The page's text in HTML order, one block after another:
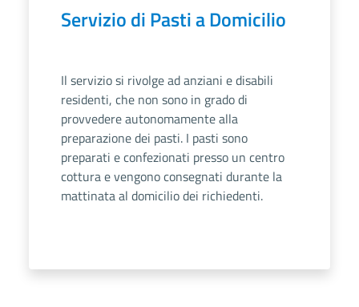
Servizio di Pasti a Domicilio
Il servizio si rivolge ad anziani e disabili
residenti, che non sono in grado di
provvedere autonomamente alla
preparazione dei pasti. I pasti sono
preparati e confezionati presso un centro
cottura e vengono consegnati durante la
mattinata al domicilio dei richiedenti.